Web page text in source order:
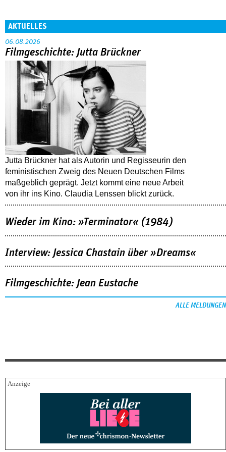
AKTUELLES
06.08.2026
Filmgeschichte: Jutta Brückner
Jutta Brückner hat als Autorin und Regisseurin den
feministischen Zweig des Neuen Deutschen Films
maßgeblich geprägt. Jetzt kommt eine neue Arbeit
von ihr ins Kino. Claudia Lenssen blickt zurück.
Wieder im Kino: »Terminator« (1984)
Interview: Jessica Chastain über »Dreams«
Filmgeschichte: Jean Eustache
ALLE MELDUNGEN